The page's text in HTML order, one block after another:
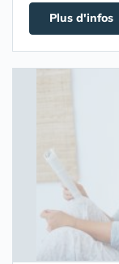
Plus d'infos